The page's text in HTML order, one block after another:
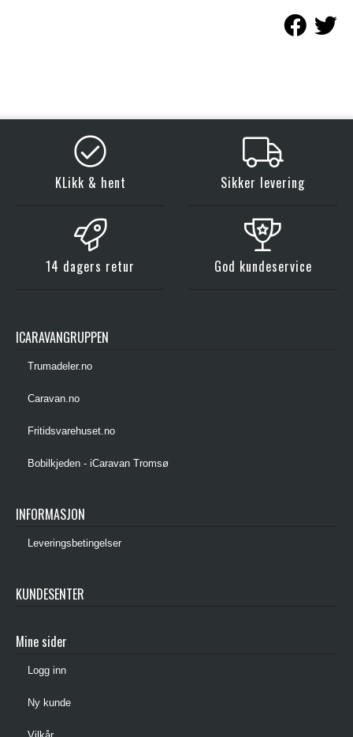
KLikk & hent Sikker levering
14 dagers retur God kundeservice
ICARAVANGRUPPEN
Trumadeler.no
Caravan.no
Fritidsvarehuset.no
Bobilkjeden - iCaravan Tromsø
INFORMASJON
Leveringsbetingelser
KUNDESENTER
Mine sider
Logg inn
Ny kunde